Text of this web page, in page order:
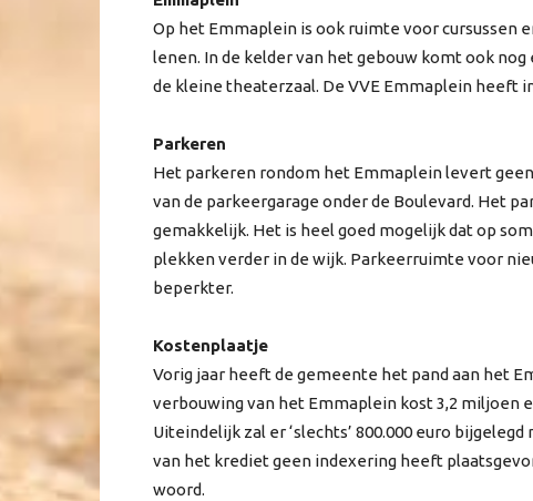
Op het Emmaplein is ook ruimte voor cursussen
lenen. In de kelder van het gebouw komt ook
de kleine theaterzaal. De VVE Emmaplein heeft
Parkeren
Het parkeren rondom het Emmaplein levert
van de parkeergarage onder de Boulevard. Het
gemakkelijk. Het is heel goed mogelijk dat op
plekken verder in de wijk. Parkeerruimte voor
beperkter.
Kostenplaatje
Vorig jaar heeft de gemeente het pand aan het
verbouwing van het Emmaplein kost 3,2 miljoen
Uiteindelijk zal er ‘slechts’ 800.000 euro
van het krediet geen indexering heeft
woord.